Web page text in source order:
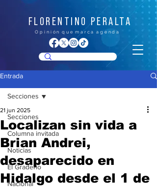
FLORENTINO PERALTA
O p i n i ó n q u e m a r c a a g e n d a
Entrada
Secciones
Columna invitada
Noticias
El Graderío
Nacional
Secciones
Localizan sin vida a
Brian Andrei,
desaparecido en
Hidalgo desde el 1 de
21 jun 2025